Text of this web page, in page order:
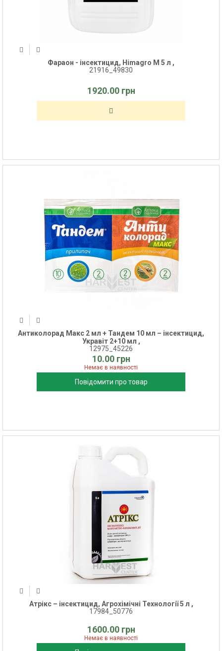
Фараон - інсектицид, Himagro M 5 л ,
21916_49830
1920.00 грн
Антиколорад Макс 2 мл + Тандем 10 мл – інсектицид,
Укравіт 2+10 мл ,
12975_45226
10.00 грн
Немає в наявності
Повідомити про товар
Атрікс – інсектицид, Агрохімічні Технології 5 л ,
17984_50776
1600.00 грн
Немає в наявності